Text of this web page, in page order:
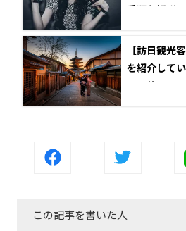
手順を解説
【訪日観光
を紹介して
エンサー7選
この記事を書いた人